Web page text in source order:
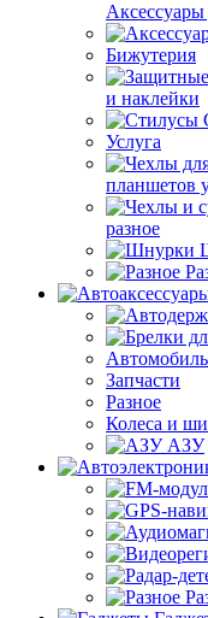
Бижутерия
и наклейки
Услуга
планшетов
разное
Запчасти
Разное
Колеса и
АЗУ